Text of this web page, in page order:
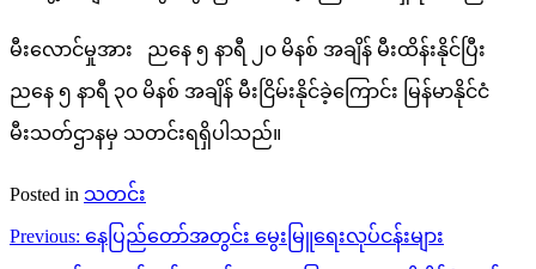
မီးလောင်မှုအား ညနေ ၅ နာရီ ၂၀ မိနစ် အချိန် မီးထိန်းနိုင်ပြီး
ညနေ ၅ နာရီ ၃၀ မိနစ် အချိန် မီးငြိမ်းနိုင်ခဲ့ကြောင်း မြန်မာနိုင်ငံ
မီးသတ်ဌာနမှ သတင်းရရှိပါသည်။
Posted in သတင်း
Post
Previous: နေပြည်တော်အတွင်း မွေးမြူရေးလုပ်ငန်းများ